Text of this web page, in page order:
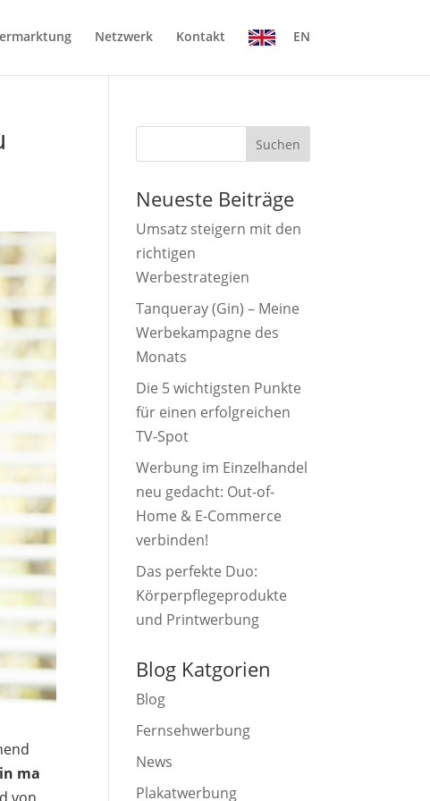
Netzwerk Kontakt EN
ma
Suchen
Neueste Beiträge
Umsatz steigern mit den
richtigen
Werbestrategien
Tanqueray (Gin) – Meine
Werbekampagne des
Monats
Die 5 wichtigsten Punkte
für einen erfolgreichen
TV-Spot
Werbung im Einzelhandel
neu gedacht: Out-of-
Home & E-Commerce
verbinden!
Das perfekte Duo:
Körperpflegeprodukte
und Printwerbung
Blog Katgorien
Blog
Fernsehwerbung
News
Plakatwerbung